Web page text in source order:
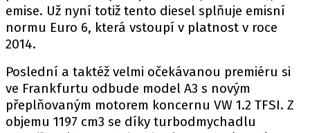
Máte příběh, fotku nebo video?
Pošlete e-mail na autoroad.cz
ETICKÝ KODEX
KONTAKT
VYDAVATEL
emise. Už nyní totiž tento diesel splňuje emisní
normu Euro 6, která vstoupí v platnost v roce
2014.
Poslední a taktéž velmi očekávanou premiéru si
ve Frankfurtu odbude model A3 s novým
přeplňovaným motorem koncernu VW 1.2 TFSI. Z
objemu 1197 cm3 se díky turbodmychadlu